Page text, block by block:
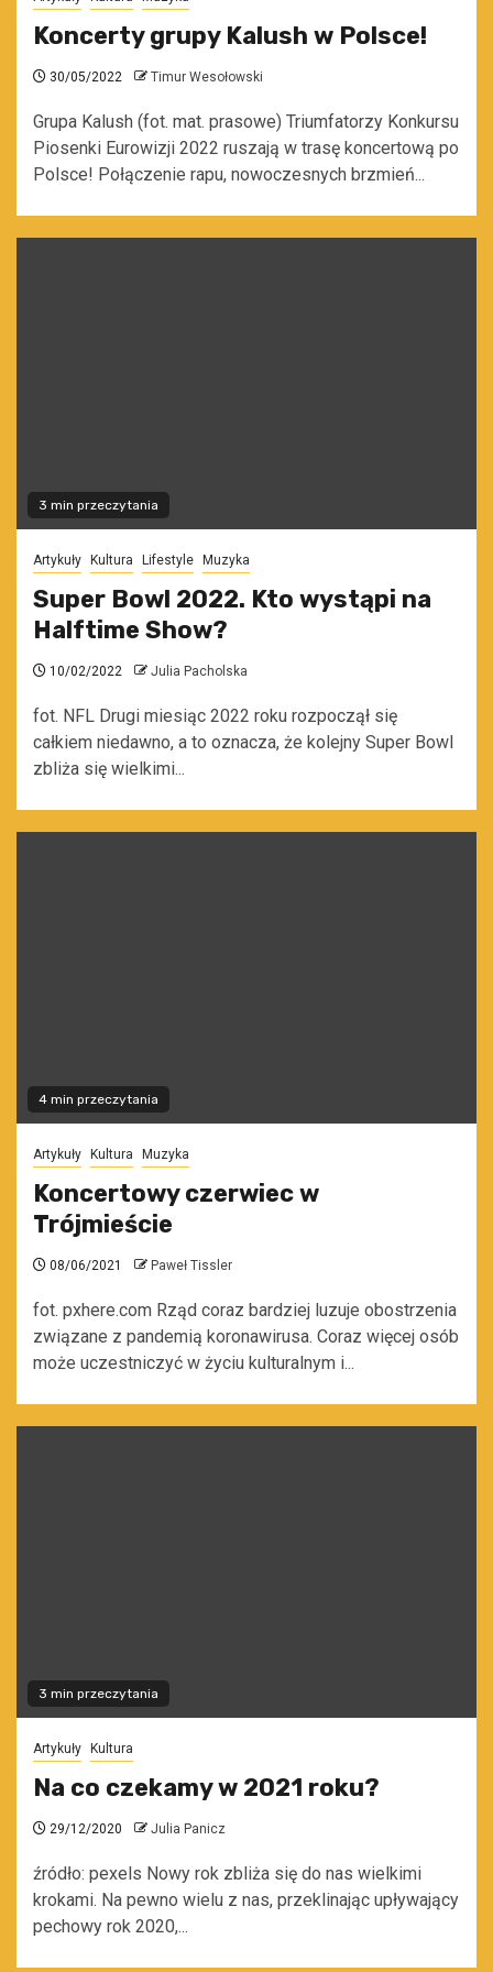
Koncerty grupy Kalush w Polsce!
30/05/2022 Timur Wesołowski
Grupa Kalush (fot. mat. prasowe) Triumfatorzy Konkursu
Piosenki Eurowizji 2022 ruszają w trasę koncertową po
Polsce! Połączenie rapu, nowoczesnych brzmień...
3 min przeczytania
Artykuły Kultura Lifestyle Muzyka
Super Bowl 2022. Kto wystąpi na
Halftime Show?
10/02/2022 Julia Pacholska
fot. NFL Drugi miesiąc 2022 roku rozpoczął się
całkiem niedawno, a to oznacza, że kolejny Super Bowl
zbliża się wielkimi...
4 min przeczytania
Artykuły Kultura Muzyka
Koncertowy czerwiec w
Trójmieście
08/06/2021 Paweł Tissler
fot. pxhere.com Rząd coraz bardziej luzuje obostrzenia
związane z pandemią koronawirusa. Coraz więcej osób
może uczestniczyć w życiu kulturalnym i...
3 min przeczytania
Artykuły Kultura
Na co czekamy w 2021 roku?
29/12/2020 Julia Panicz
źródło: pexels Nowy rok zbliża się do nas wielkimi
krokami. Na pewno wielu z nas, przeklinając upływający
pechowy rok 2020,...